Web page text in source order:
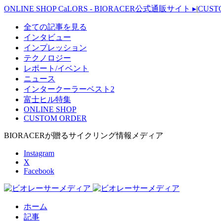
ONLINE SHOP CaLORS - BIORACER公式通販サイト ▸|
全ての記事を見る
インタビュー
インプレッション
テクノロジー
レポート/イベント
ニュース
インタークーラーベスト2
富士ヒル特集
ONLINE SHOP
CUSTOM ORDER
BIORACERが贈るサイクリング情報メディア
Instagram
X
Facebook
ホーム
記事